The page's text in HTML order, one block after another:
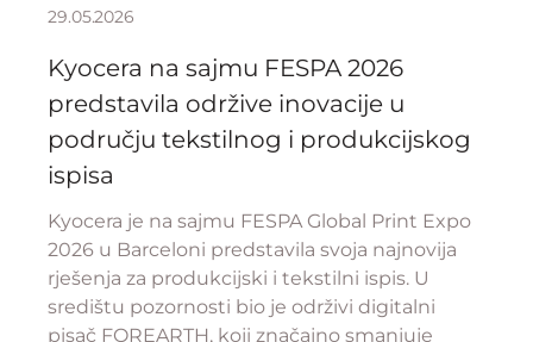
29.05.2026
Kyocera na sajmu FESPA 2026
predstavila održive inovacije u
području tekstilnog i produkcijskog
ispisa
Kyocera je na sajmu FESPA Global Print Expo
2026 u Barceloni predstavila svoja najnovija
rješenja za produkcijski i tekstilni ispis. U
središtu pozornosti bio je održivi digitalni
pisač FOREARTH, koji značajno smanjuje